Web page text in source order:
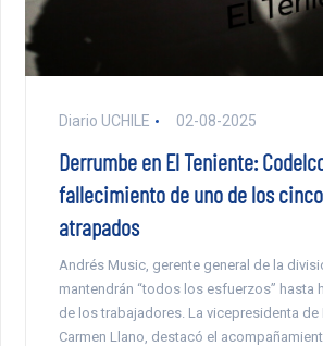
Diario UCHILE 02-08-2025
Derrumbe en El Teniente:
fallecimiento de uno de los
atrapados
Andrés Music, gerente general de la
mantendrán “todos los esfuerzos” hasta
de los trabajadores. La vicepresidenta de
Carmen Llano, destacó el